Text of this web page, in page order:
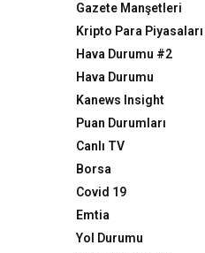
Gazete Manşetleri
Kripto Para Piyasaları
Hava Durumu #2
Hava Durumu
Kanews Insight
Puan Durumları
Canlı TV
Borsa
Covid 19
Emtia
Yol Durumu